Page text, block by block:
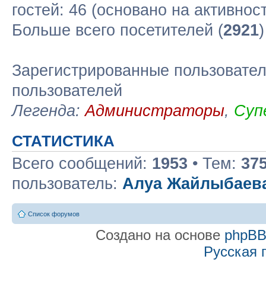
гостей: 46 (основано на
Больше всего посетителей (2921
Зарегистрированные
пользователей
Легенда:Администраторы,
СТАТИСТИКА
Всего сообщений: 1953 • Тем:
пользователь: Алуа
Список форумов
Создано на основе phpBB
Русская